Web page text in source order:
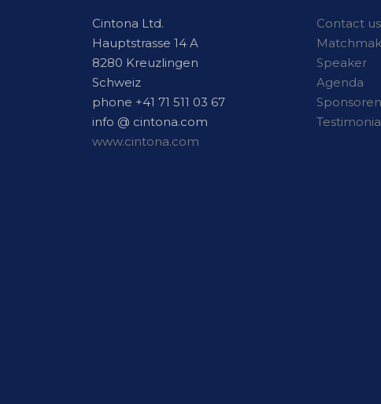
Cintona Ltd.
Hauptstrasse 14 A
8280 Kreuzlingen
Schweiz
phone +41 71 511 03 67
info @ cintona.com
www.cintona.com
Contact us
Speaker
Agenda
Sponsoren